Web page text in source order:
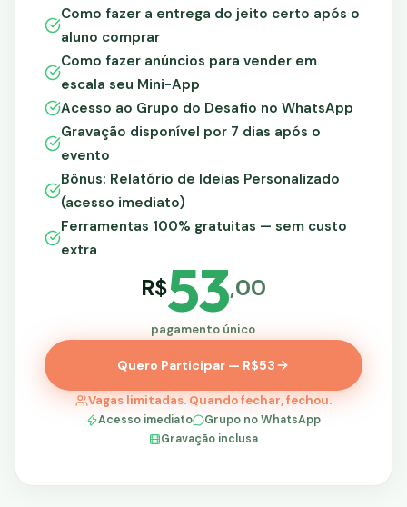
Como fazer a entrega do jeito certo após o
aluno comprar
Como fazer anúncios para vender em
escala seu Mini-App
Acesso ao Grupo do Desafio no WhatsApp
Gravação disponível por 7 dias após o
evento
Bônus: Relatório de Ideias Personalizado
(acesso imediato)
Ferramentas 100% gratuitas — sem custo
extra
R$53,00
pagamento único
Quero Participar — R$53
Vagas limitadas. Quando fechar, fechou.
Acesso imediato
Grupo no WhatsApp
Gravação inclusa